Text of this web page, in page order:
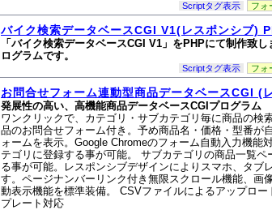
Scriptタグ表示 フォ
バイク検索データベースCGI V1(レスポンシブ)
「バイク検索データベースCGI V1」をPHPにて制作致
ログラムです。
Scriptタグ表示 フォ
お問合せフォーム連動型商品データベースCGI (
発展性の高い、高機能商品データベースCGIプログラム
ワンクリックで、カテゴリ・サブカテゴリ毎に商品の検
品のお問合せフォーム付き。予め商品名・価格・型番が
ォームを表示。Google Chromeのフォーム自動入力機能
テゴリに登録する事が可能。 サブカテゴリの商品一覧
る事が可能。レスポンシブデザインによりスマホ、タブ
す。ページナンバーリンク付き無限スクロール機能、画
動表示機能を標準装備。 CSVファイルによるアップロ
プレート対応